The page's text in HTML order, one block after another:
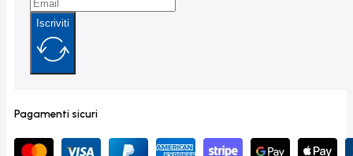
Iscriviti
Pagamenti sicuri